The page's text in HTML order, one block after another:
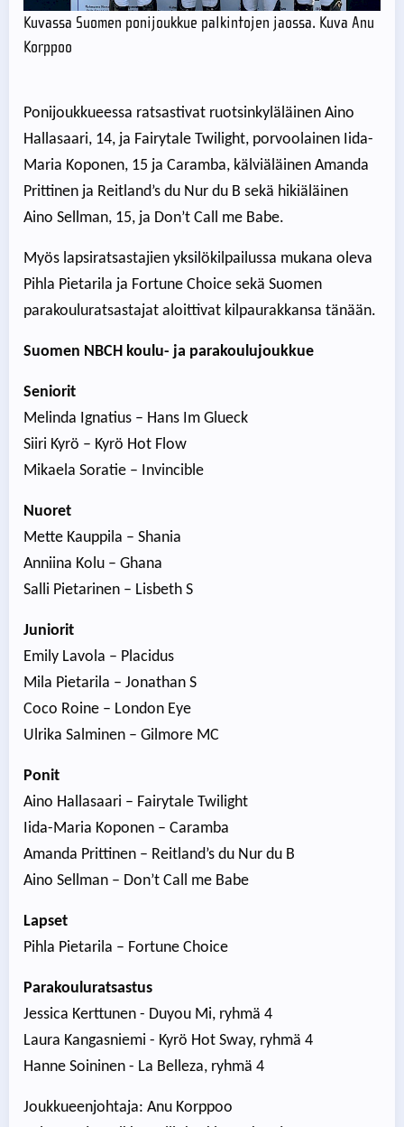
Kuvassa Suomen ponijoukkue palkintojen jaossa. Kuva Anu
Korppoo
Ponijoukkueessa ratsastivat ruotsinkyläläinen Aino
Hallasaari, 14, ja Fairytale Twilight, porvoolainen Iida-
Maria Koponen, 15 ja Caramba, kälviäläinen Amanda
Prittinen ja Reitland’s du Nur du B sekä hikiäläinen
Aino Sellman, 15, ja Don’t Call me Babe.
Myös lapsiratsastajien yksilökilpailussa mukana oleva
Pihla Pietarila ja Fortune Choice sekä Suomen
parakouluratsastajat aloittivat kilpaurakkansa tänään.
Suomen NBCH koulu- ja parakoulujoukkue
Seniorit
Melinda Ignatius – Hans Im Glueck
Siiri Kyrö – Kyrö Hot Flow
Mikaela Soratie – Invincible
Nuoret
Mette Kauppila – Shania
Anniina Kolu – Ghana
Salli Pietarinen – Lisbeth S
Juniorit
Emily Lavola – Placidus
Mila Pietarila – Jonathan S
Coco Roine – London Eye
Ulrika Salminen – Gilmore MC
Ponit
Aino Hallasaari – Fairytale Twilight
Iida-Maria Koponen – Caramba
Amanda Prittinen – Reitland’s du Nur du B
Aino Sellman – Don’t Call me Babe
Lapset
Pihla Pietarila – Fortune Choice
Parakouluratsastus
Jessica Kerttunen - Duyou Mi, ryhmä 4
Laura Kangasniemi - Kyrö Hot Sway, ryhmä 4
Hanne Soininen - La Belleza, ryhmä 4
Joukkueenjohtaja: Anu Korppoo